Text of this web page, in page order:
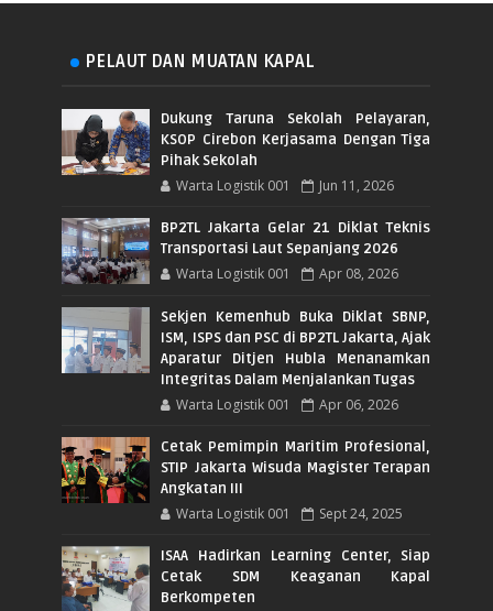
PELAUT DAN MUATAN KAPAL
Dukung Taruna Sekolah Pelayaran,
KSOP Cirebon Kerjasama Dengan Tiga
Pihak Sekolah
Warta Logistik 001 Jun 11, 2026
BP2TL Jakarta Gelar 21 Diklat Teknis
Transportasi Laut Sepanjang 2026
Warta Logistik 001 Apr 08, 2026
Sekjen Kemenhub Buka Diklat SBNP,
ISM, ISPS dan PSC di BP2TL Jakarta, Ajak
Aparatur Ditjen Hubla Menanamkan
Integritas Dalam Menjalankan Tugas
Warta Logistik 001 Apr 06, 2026
Cetak Pemimpin Maritim Profesional,
STIP Jakarta Wisuda Magister Terapan
Angkatan III
Warta Logistik 001 Sept 24, 2025
ISAA Hadirkan Learning Center, Siap
Cetak SDM Keaganan Kapal
Berkompeten